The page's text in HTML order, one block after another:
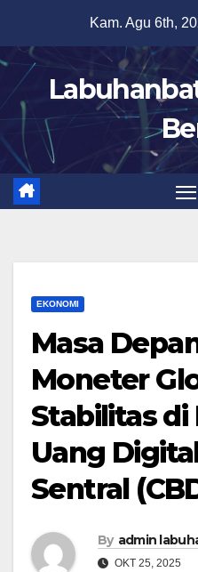
content
Kam. Agu 6th,
EKONOMI
Masa
Moneter
Stabilitas di
Uang
Sentral
By admin
OKT 25, 2025